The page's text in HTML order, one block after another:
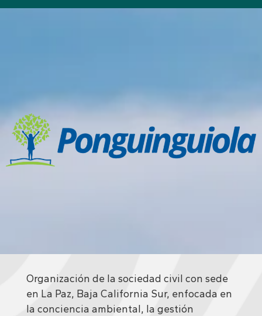
Organización de la sociedad civil con sede
en La Paz, Baja California Sur, enfocada en
la conciencia ambiental, la gestión